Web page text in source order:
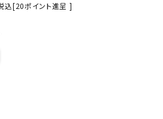
品一覧
込[20ポイント進呈 ]